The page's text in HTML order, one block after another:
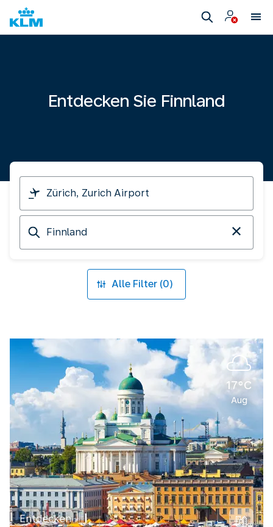
Entdecken Sie Finnland
Ich
reise
von
Ankunft
Alle Filter (0)
17°C
Aug
Entdecken